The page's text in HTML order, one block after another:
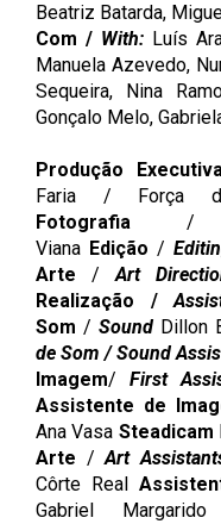
Beatriz Batarda,
Com / With: Luís
Manuela Azevedo,
Sequeira, Nina
Gonçalo Melo,
Produção
Faria / Força
Fotografia
Viana Edição /
Arte /Art
Realização /
Som / Sound Dillon
de Som / Sound
Imagem/ First
Assistente de
Ana Vasa Steadicam
Arte /Art
Côrte Real
Gabriel